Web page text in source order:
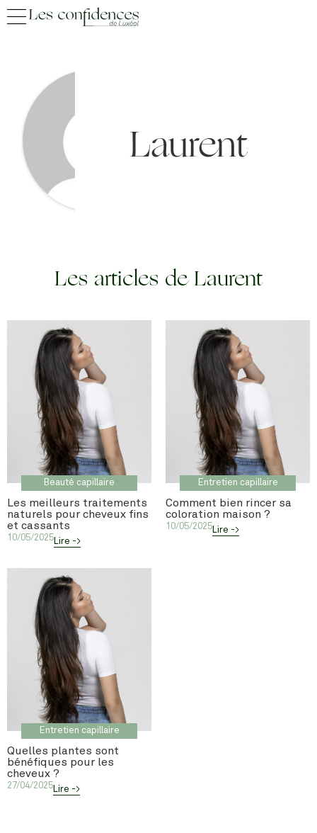
Laurent
Les articles de Laurent
Beauté capillaire
Les meilleurs traitements
naturels pour cheveux fins
et cassants
10/05/2025Lire ->
Entretien capillaire
Comment bien rincer sa
coloration maison ?
10/05/2025Lire ->
Entretien capillaire
Quelles plantes sont
bénéfiques pour les
cheveux ?
27/04/2025Lire ->